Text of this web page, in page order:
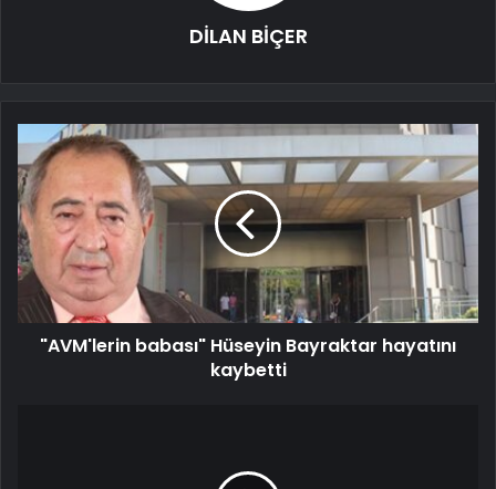
DİLAN BİÇER
"AVM'lerin babası" Hüseyin Bayraktar hayatını
kaybetti